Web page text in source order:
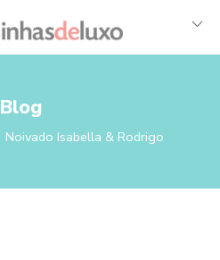
Blog
Noivado Isabella & Rodrigo